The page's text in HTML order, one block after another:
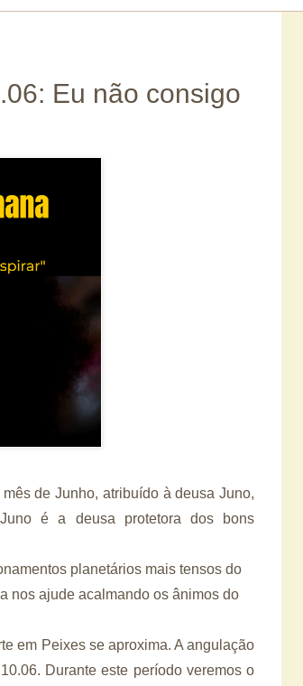
Eu não consigo
de Junho, atribuído à deusa Juno,
é a deusa protetora dos bons
planetários mais tensos do
nos ajude acalmando os ânimos do
em Peixes se aproxima. A angulação
Durante este período veremos o